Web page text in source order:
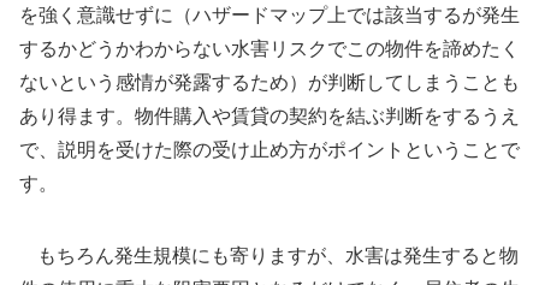
を強く意識せずに（ハザードマップ上では該当するが発生
するかどうかわからない水害リスクでこの物件を諦めたく
ないという感情が発露するため）が判断してしまうことも
あり得ます。物件購入や賃貸の契約を結ぶ判断をするうえ
で、説明を受けた際の受け止め方がポイントということで
す。
もちろん発生規模にも寄りますが、水害は発生すると物